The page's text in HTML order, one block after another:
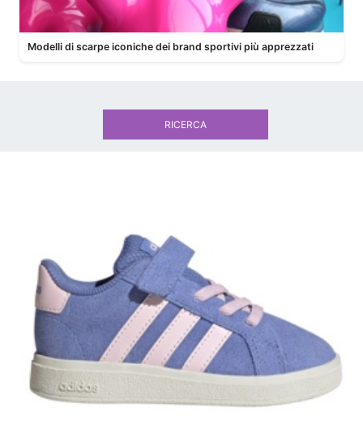
Modelli di scarpe iconiche dei brand sportivi più apprezzati
RICERCA